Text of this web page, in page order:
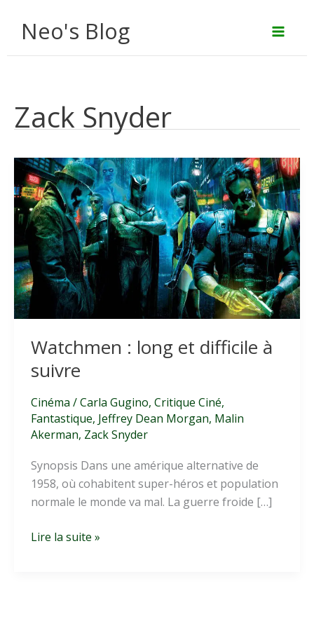
Neo's Blog
Zack Snyder
Watchmen : long et difficile à
suivre
Cinéma /Carla Gugino, Critique Ciné,
Fantastique, Jeffrey Dean Morgan, Malin
Akerman, Zack Snyder
Synopsis Dans une amérique alternative de
1958, où cohabitent super-héros et population
normale le monde va mal. La guerre froide […]
Watchmen
Lire la suite »